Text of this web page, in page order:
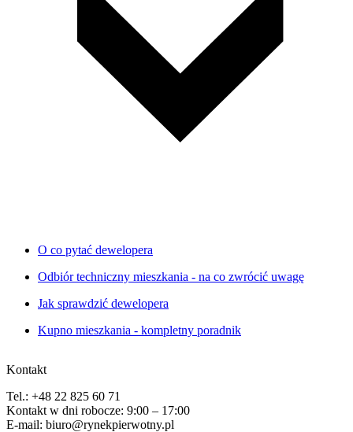
O co pytać dewelopera
Odbiór techniczny mieszkania - na co zwrócić uwagę
Jak sprawdzić dewelopera
Kupno mieszkania - kompletny poradnik
Kontakt
Tel.: +48 22 825 60 71
Kontakt w dni robocze: 9:00 – 17:00
E-mail: biuro@rynekpierwotny.pl